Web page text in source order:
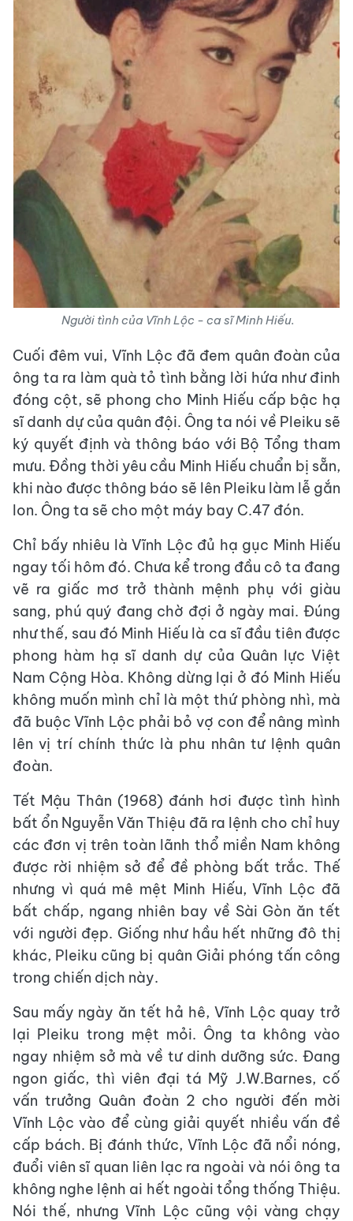
Người tình của Vĩnh Lộc - ca sĩ Minh Hiếu.
Cuối đêm vui, Vĩnh Lộc đã đem quân đoàn của
ông ta ra làm quà tỏ tình bằng lời hứa như đinh
đóng cột, sẽ phong cho Minh Hiếu cấp bậc hạ
sĩ danh dự của quân đội. Ông ta nói về Pleiku sẽ
ký quyết định và thông báo với Bộ Tổng tham
mưu. Đồng thời yêu cầu Minh Hiếu chuẩn bị sẵn,
khi nào được thông báo sẽ lên Pleiku làm lễ gắn
lon. Ông ta sẽ cho một máy bay C.47 đón.
Chỉ bấy nhiêu là Vĩnh Lộc đủ hạ gục Minh Hiếu
ngay tối hôm đó. Chưa kể trong đầu cô ta đang
vẽ ra giấc mơ trở thành mệnh phụ với giàu
sang, phú quý đang chờ đợi ở ngày mai. Đúng
như thế, sau đó Minh Hiếu là ca sĩ đầu tiên được
phong hàm hạ sĩ danh dự của Quân lực Việt
Nam Cộng Hòa. Không dừng lại ở đó Minh Hiếu
không muốn mình chỉ là một thứ phòng nhì, mà
đã buộc Vĩnh Lộc phải bỏ vợ con để nâng mình
lên vị trí chính thức là phu nhân tư lệnh quân
đoàn.
Tết Mậu Thân (1968) đánh hơi được tình hình
bất ổn Nguyễn Văn Thiệu đã ra lệnh cho chỉ huy
các đơn vị trên toàn lãnh thổ miền Nam không
được rời nhiệm sở để đề phòng bất trắc. Thế
nhưng vì quá mê mệt Minh Hiếu, Vĩnh Lộc đã
bất chấp, ngang nhiên bay về Sài Gòn ăn tết
với người đẹp. Giống như hầu hết những đô thị
khác, Pleiku cũng bị quân Giải phóng tấn công
trong chiến dịch này.
Sau mấy ngày ăn tết hả hê, Vĩnh Lộc quay trở
lại Pleiku trong mệt mỏi. Ông ta không vào
ngay nhiệm sở mà về tư dinh dưỡng sức. Đang
ngon giấc, thì viên đại tá Mỹ J.W.Barnes, cố
vấn trưởng Quân đoàn 2 cho người đến mời
Vĩnh Lộc vào để cùng giải quyết nhiều vấn đề
cấp bách. Bị đánh thức, Vĩnh Lộc đã nổi nóng,
đuổi viên sĩ quan liên lạc ra ngoài và nói ông ta
không nghe lệnh ai hết ngoài tổng thống Thiệu.
Nói thế, nhưng Vĩnh Lộc cũng vội vàng chạy